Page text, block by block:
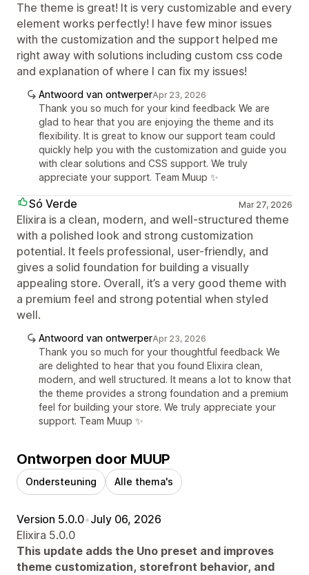
The theme is great! It is very customizable and every
element works perfectly! I have few minor issues
with the customization and the support helped me
right away with solutions including custom css code
and explanation of where I can fix my issues!
Antwoord van ontwerperApr 23, 2026
Thank you so much for your kind feedback We are
glad to hear that you are enjoying the theme and its
flexibility. It is great to know our support team could
quickly help you with the customization and guide you
with clear solutions and CSS support. We truly
appreciate your support. Team Muup ✨
Só Verde Mar 27, 2026
Elixira is a clean, modern, and well-structured theme
with a polished look and strong customization
potential. It feels professional, user-friendly, and
gives a solid foundation for building a visually
appealing store. Overall, it’s a very good theme with
a premium feel and strong potential when styled
well.
Antwoord van ontwerperApr 23, 2026
Thank you so much for your thoughtful feedback We
are delighted to hear that you found Elixira clean,
modern, and well structured. It means a lot to know that
the theme provides a strong foundation and a premium
feel for building your store. We truly appreciate your
support. Team Muup ✨
Ontworpen door MUUP
Ondersteuning Alle thema's
Version 5.0.0•July 06, 2026
Elixira 5.0.0
This update adds the Uno preset and improves
theme customization, storefront behavior, and